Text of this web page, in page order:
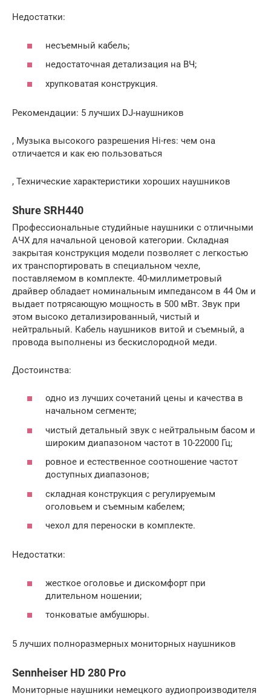
Недостатки:
несъемный кабель;
недостаточная детализация на ВЧ;
хрупковатая конструкция.
Рекомендации: 5 лучших DJ-наушников
, Музыка высокого разрешения Hi-res: чем она
отличается и как ею пользоваться
, Технические характеристики хороших наушников
Shure SRH440
Профессиональные студийные наушники с отличными
АЧХ для начальной ценовой категории. Складная
закрытая конструкция модели позволяет с легкостью
их транспортировать в специальном чехле,
поставляемом в комплекте. 40-миллиметровый
драйвер обладает номинальным импедансом в 44 Ом и
выдает потрясающую мощность в 500 мВт. Звук при
этом высоко детализированный, чистый и
нейтральный. Кабель наушников витой и съемный, а
провода выполнены из бескислородной меди.
Достоинства:
одно из лучших сочетаний цены и качества в
начальном сегменте;
чистый детальный звук с нейтральным басом и
широким диапазоном частот в 10-22000 Гц;
ровное и естественное соотношение частот
доступных диапазонов;
складная конструкция с регулируемым
оголовьем и съемным кабелем;
чехол для переноски в комплекте.
Недостатки:
жесткое оголовье и дискомфорт при
длительном ношении;
тонковатые амбушюры.
5 лучших полноразмерных мониторных наушников
Sennheiser HD 280 Pro
Мониторные наушники немецкого аудиопроизводителя